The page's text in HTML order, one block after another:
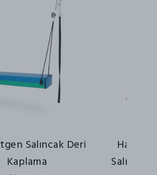
Salıncak Deri
Kaplama
Harika
Salıncak